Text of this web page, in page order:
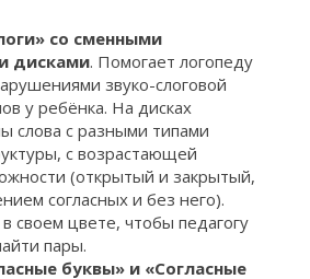
со сменными
дисками. Помогает логопеду
звуко-слоговой
у ребёнка. На дисках
слова с разными типами
с возрастающей
(открытый и закрытый,
согласных и без него).
своем цвете, чтобы педагогу
пары.
буквы» и «Согласные